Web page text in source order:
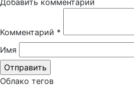
Добавить комментарий
Комментарий *
Имя
Облако тегов